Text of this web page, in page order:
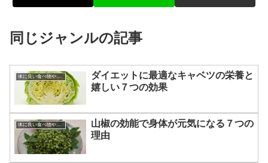
同じジャンルの記事
体に良い食べ物やその効果
ダイエットに最適なキャベツの栄養と
嬉しい７つの効果
体に良い食べ物やその効果
山椒の効能で身体が元気になる７つの
理由